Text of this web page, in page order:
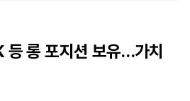
등 롱 포지션 보유…가치